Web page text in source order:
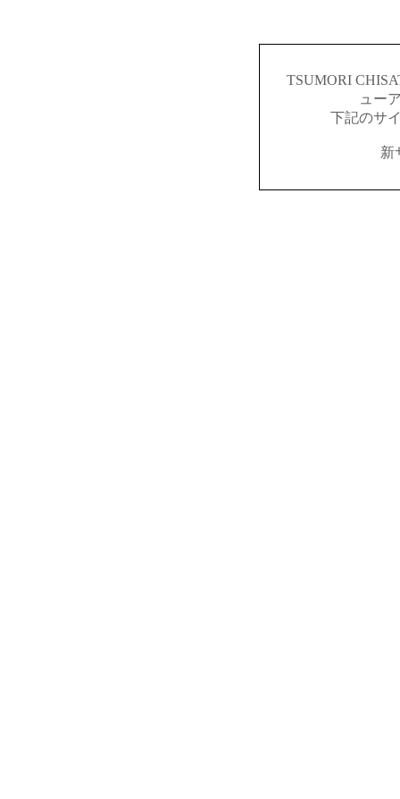
TSUMORI
ュー
下記のサ
新